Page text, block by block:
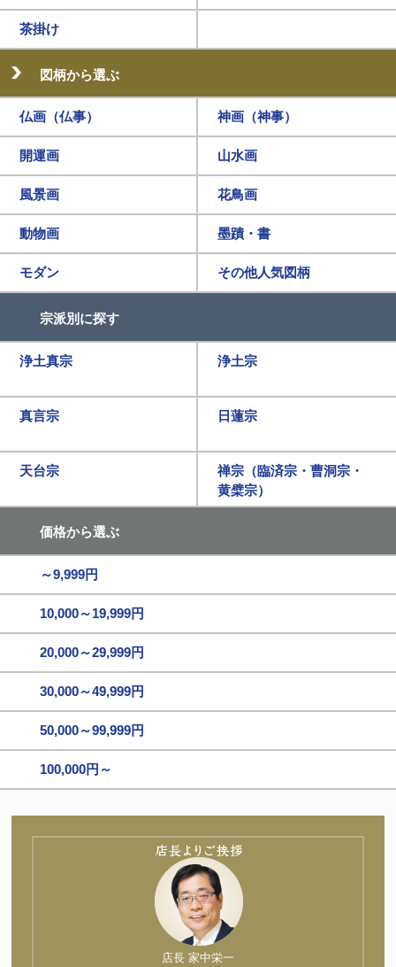
茶掛け
図柄から選ぶ
仏画（仏事） 神画（神事）
開運画 山水画
風景画 花鳥画
動物画 墨蹟・書
モダン その他人気図柄
宗派別に探す
浄土真宗 浄土宗
真言宗 日蓮宗
天台宗
禅宗（臨済宗・曹洞宗・
黄檗宗）
価格から選ぶ
～9,999円
10,000～19,999円
20,000～29,999円
30,000～49,999円
50,000～99,999円
100,000円～
店長 家中栄一